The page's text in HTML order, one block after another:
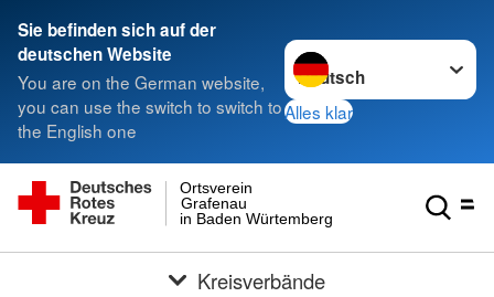
Sie befinden sich auf der
deutschen Website
You are on the German website,
you can use the switch to switch to
the English one
Sprache wechseln zu
Alles klar
in Baden Würtemberg
Grafenau
Ortsverein
Kreisverbände